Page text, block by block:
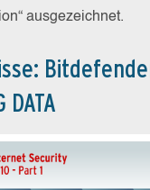
ausgezeichnet.